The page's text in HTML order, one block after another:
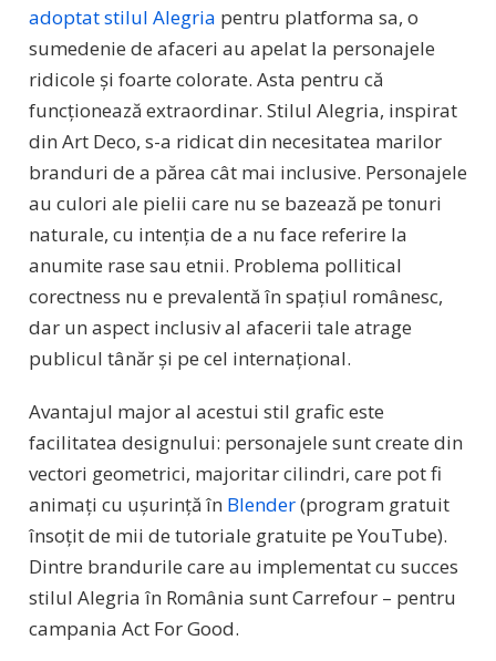
adoptat stilul Alegria pentru platforma sa, o
sumedenie de afaceri au apelat la personajele
ridicole și foarte colorate. Asta pentru că
funcționează extraordinar. Stilul Alegria, inspirat
din Art Deco, s-a ridicat din necesitatea marilor
branduri de a părea cât mai inclusive. Personajele
au culori ale pielii care nu se bazează pe tonuri
naturale, cu intenția de a nu face referire la
anumite rase sau etnii. Problema pollitical
corectness nu e prevalentă în spațiul românesc,
dar un aspect inclusiv al afacerii tale atrage
publicul tânăr și pe cel internațional.
Avantajul major al acestui stil grafic este
facilitatea designului: personajele sunt create din
vectori geometrici, majoritar cilindri, care pot fi
animați cu ușurință în Blender(program gratuit
însoțit de mii de tutoriale gratuite pe YouTube).
Dintre brandurile care au implementat cu succes
stilul Alegria în România sunt Carrefour – pentru
campania Act For Good.